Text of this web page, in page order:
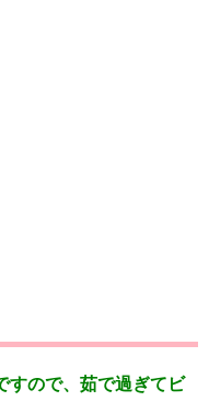
すので、茹で過ぎてビ